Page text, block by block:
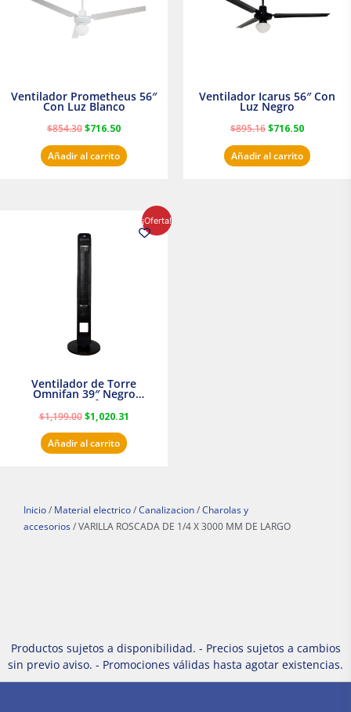
Ventilador Prometheus 56″
Con Luz Blanco
$854.30$716.50
Añadir al carrito
Ventilador Icarus 56″ Con
Luz Negro
$895.16$716.50
Añadir al carrito
¡Oferta!
Ventilador de Torre
Omnifan 39″ Negro
Masterfan
$1,199.00
original
era:
$1,020.31
precio
actual
Añadir al carrito
Inicio / Material electrico / Canalizacion / Charolas y
accesorios / VARILLA ROSCADA DE 1/4 X 3000 MM DE LARGO
Productos sujetos a disponibilidad. - Precios sujetos a cambios
sin previo aviso. - Promociones válidas hasta agotar existencias.